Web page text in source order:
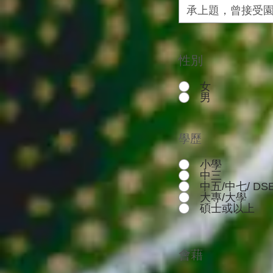
性別
女
男
學歷
小學
中三
中五/中七/
大專/大學
碩士或以上
會藉